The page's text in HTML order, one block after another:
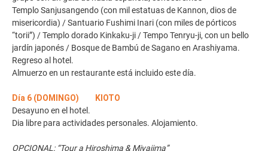
Templo Sanjusangendo (con mil estatuas de Kannon, dios de
misericordia) / Santuario Fushimi Inari (con miles de pórticos
“torii”) / Templo dorado Kinkaku-ji / Tempo Tenryu-ji, con un bello
jardín japonés / Bosque de Bambú de Sagano en Arashiyama.
Regreso al hotel.
Almuerzo en un restaurante está incluido este día.
Día 6 (DOMINGO) KIOTO
Desayuno en el hotel.
Dia libre para actividades personales. Alojamiento.
OPCIONAL: “Tour a Hiroshima & Miyajima”